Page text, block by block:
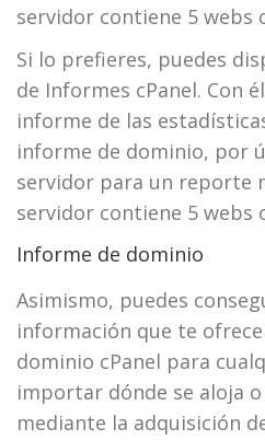
servidor contiene 5 webs
Si lo prefieres, puedes
de Informes cPanel. Con
informe de las
informe de dominio, por
servidor para un reporte
servidor contiene 5 webs
Informe de dominio
Asimismo, puedes
información que te
dominio cPanel para
importar dónde se aloja
mediante la adquisición